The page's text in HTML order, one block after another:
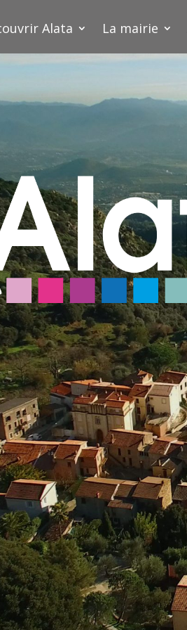
Alata La mairie